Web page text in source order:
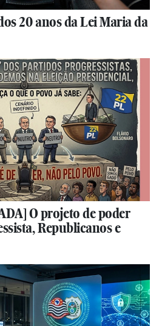
20 anos da Lei Maria da
O projeto de poder
Republicanos e